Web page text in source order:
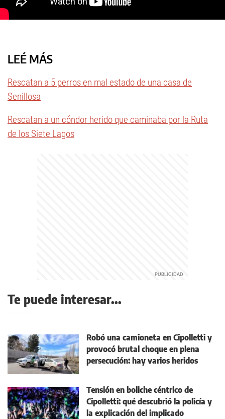
LEÉ MÁS
Rescatan a 5 perros en mal estado de una casa de
Senillosa
Rescatan a un cóndor herido que caminaba por la Ruta
de los Siete Lagos
Te puede interesar...
Robó una camioneta en Cipolletti y
provocó brutal choque en plena
persecución: hay varios heridos
Tensión en boliche céntrico de
Cipolletti: qué descubrió la policía y
la explicación del implicado